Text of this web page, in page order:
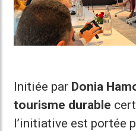
Initiée par Donia
tourisme durable
l’initiative est portée